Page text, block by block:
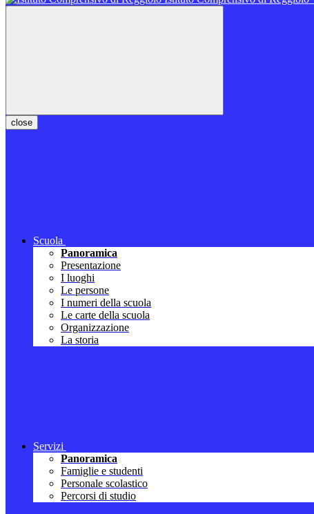
close
Scuola
Panoramica
Presentazione
I luoghi
Le persone
I numeri della scuola
Le carte della scuola
Organizzazione
La storia
Servizi
Panoramica
Famiglie e studenti
Personale scolastico
Percorsi di studio